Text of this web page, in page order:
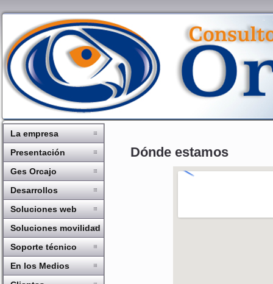
La empresa
Presentación
Ges Orcajo
Desarrollos
Soluciones web
Soluciones movilidad
Soporte técnico
En los Medios
Dónde estamos